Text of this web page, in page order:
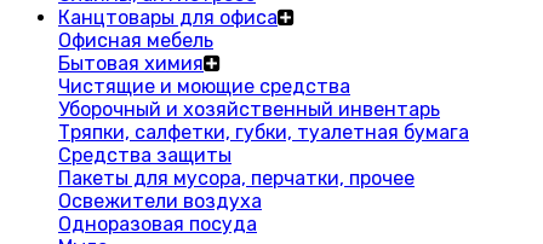
Канцтовары для офиса
Офисная мебель
Бытовая химия
Чистящие и моющие средства
Уборочный и хозяйственный инвентарь
Тряпки, салфетки, губки, туалетная бумага
Средства защиты
Пакеты для мусора, перчатки, прочее
Освежители воздуха
Одноразовая посуда